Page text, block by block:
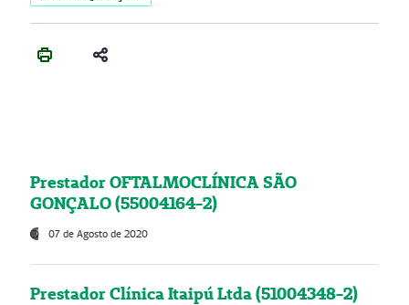
Prestador OFTALMOCLÍNICA SÃO
GONÇALO (55004164-2)
07 de Agosto de 2020
Prestador Clínica Itaipú Ltda (51004348-2)